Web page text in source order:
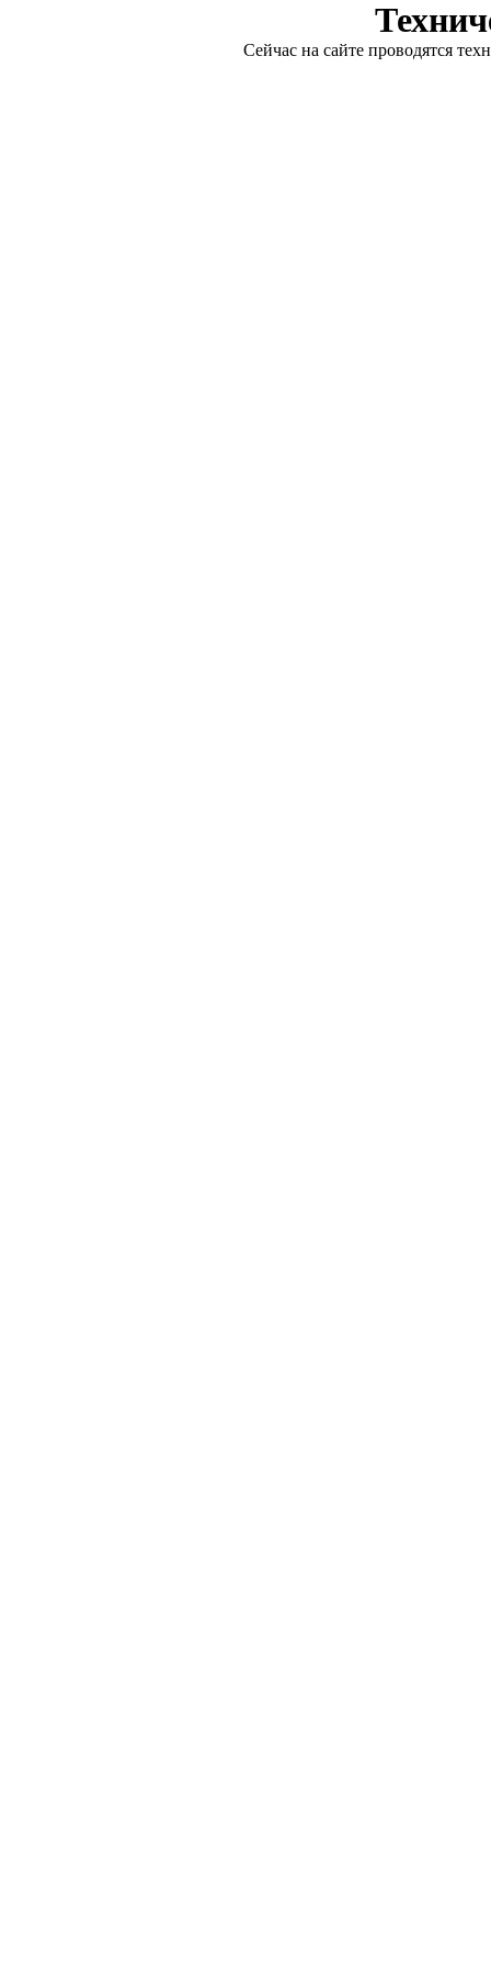
Сейчас на сайте проводятся